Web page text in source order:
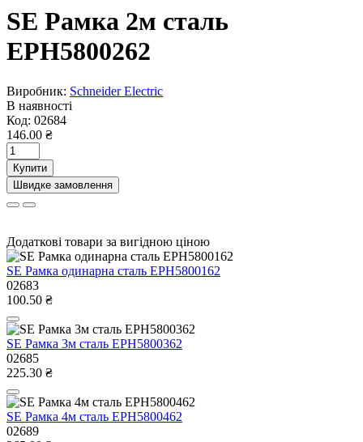
SE Рамка 2м сталь
EPH5800262
Виробник: Schneider Electric
В наявності
Код: 02684
146.00 ₴
Купити
Швидке замовлення
Додаткові товари за вигідною ціною
SE Рамка одинарна сталь EPH5800162
02683
100.50 ₴
SE Рамка 3м сталь EPH5800362
02685
225.30 ₴
SE Рамка 4м сталь EPH5800462
02689